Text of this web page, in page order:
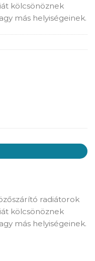
kölcsönöznek
más helyiségeinek.
radiátorok
kölcsönöznek
más helyiségeinek.